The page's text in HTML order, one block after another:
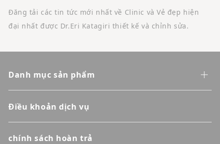
Đăng tải các tin tức mới nhất về Clinic và Vẻ đẹp hiện
đại nhất được Dr.Eri Katagiri thiết kế và chỉnh sửa.
Danh mục sản phẩm
Điều khoản dịch vụ
chính sách hoàn trả